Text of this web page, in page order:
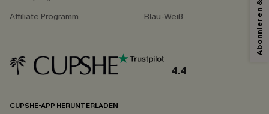
Affiliate Programm
Blau-Weiß
4.4
CUPSHE-APP HERUNTERLADEN